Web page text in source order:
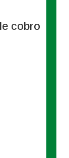
cobro